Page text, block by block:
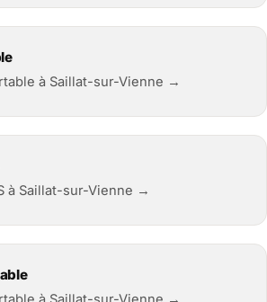
à Saillat-sur-Vienne →
à Saillat-sur-Vienne →